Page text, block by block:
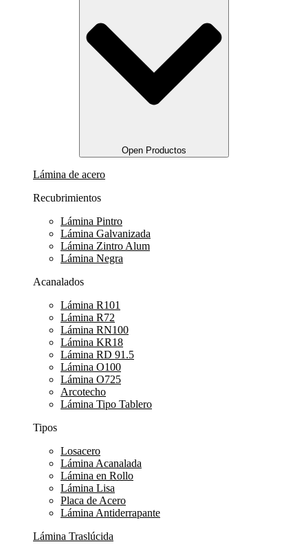
Open Productos
Lámina de acero
Recubrimientos
Lámina Pintro
Lámina Galvanizada
Lámina Zintro Alum
Lámina Negra
Acanalados
Lámina R101
Lámina R72
Lámina RN100
Lámina KR18
Lámina RD 91.5
Lámina O100
Lámina O725
Arcotecho
Lámina Tipo Tablero
Tipos
Losacero
Lámina Acanalada
Lámina en Rollo
Lámina Lisa
Placa de Acero
Lámina Antiderrapante
Lámina Traslúcida